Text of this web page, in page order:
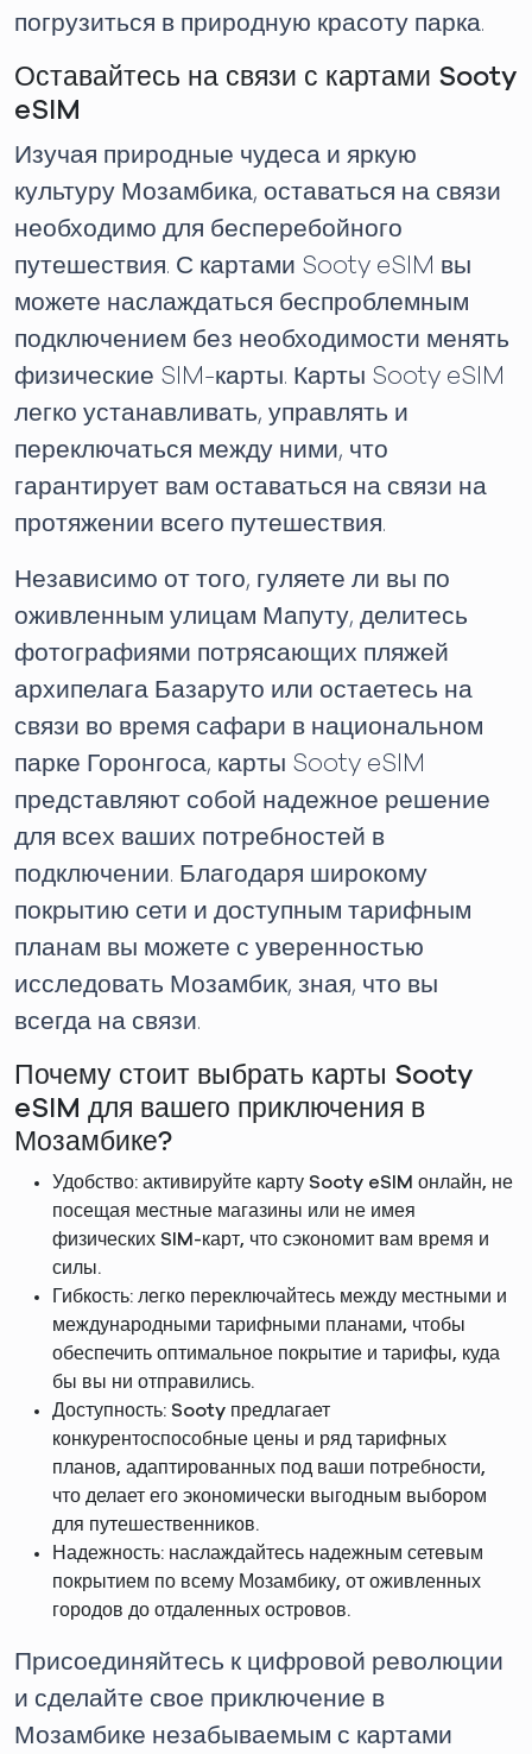
погрузиться в природную красоту парка.
Оставайтесь на связи с картами Sooty
eSIM
Изучая природные чудеса и яркую
культуру Мозамбика, оставаться на связи
необходимо для бесперебойного
путешествия. С картами Sooty eSIM вы
можете наслаждаться беспроблемным
подключением без необходимости менять
физические SIM-карты. Карты Sooty eSIM
легко устанавливать, управлять и
переключаться между ними, что
гарантирует вам оставаться на связи на
протяжении всего путешествия.
Независимо от того, гуляете ли вы по
оживленным улицам Мапуту, делитесь
фотографиями потрясающих пляжей
архипелага Базаруто или остаетесь на
связи во время сафари в национальном
парке Горонгоса, карты Sooty eSIM
представляют собой надежное решение
для всех ваших потребностей в
подключении. Благодаря широкому
покрытию сети и доступным тарифным
планам вы можете с уверенностью
исследовать Мозамбик, зная, что вы
всегда на связи.
Почему стоит выбрать карты Sooty
eSIM для вашего приключения в
Мозамбике?
Удобство: активируйте карту Sooty eSIM онлайн, не
посещая местные магазины или не имея
физических SIM-карт, что сэкономит вам время и
силы.
Гибкость: легко переключайтесь между местными и
международными тарифными планами, чтобы
обеспечить оптимальное покрытие и тарифы, куда
бы вы ни отправились.
Доступность: Sooty предлагает
конкурентоспособные цены и ряд тарифных
планов, адаптированных под ваши потребности,
что делает его экономически выгодным выбором
для путешественников.
Надежность: наслаждайтесь надежным сетевым
покрытием по всему Мозамбику, от оживленных
городов до отдаленных островов.
Присоединяйтесь к цифровой революции
и сделайте свое приключение в
Мозамбике незабываемым с картами